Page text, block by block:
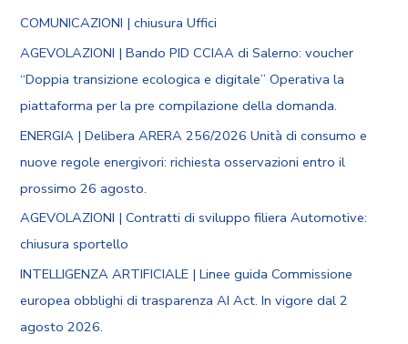
COMUNICAZIONI | chiusura Uffici
AGEVOLAZIONI | Bando PID CCIAA di Salerno: voucher
“Doppia transizione ecologica e digitale” Operativa la
piattaforma per la pre compilazione della domanda.
ENERGIA | Delibera ARERA 256/2026 Unità di consumo e
nuove regole energivori: richiesta osservazioni entro il
prossimo 26 agosto.
AGEVOLAZIONI | Contratti di sviluppo filiera Automotive:
chiusura sportello
INTELLIGENZA ARTIFICIALE | Linee guida Commissione
europea obblighi di trasparenza AI Act. In vigore dal 2
agosto 2026.